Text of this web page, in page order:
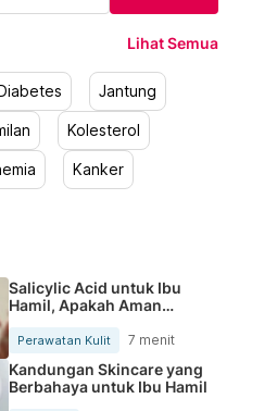
Lihat Semua
Jantung
Kolesterol
Kanker
Salicylic Acid untuk Ibu
Hamil, Apakah Aman
Digunakan?
Perawatan Kulit 7 menit
Kandungan Skincare yang
Berbahaya untuk Ibu Hamil